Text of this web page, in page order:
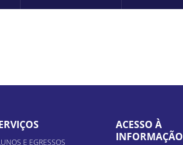
E EGRESSOS
ACESSO À
INFORMAÇÃO